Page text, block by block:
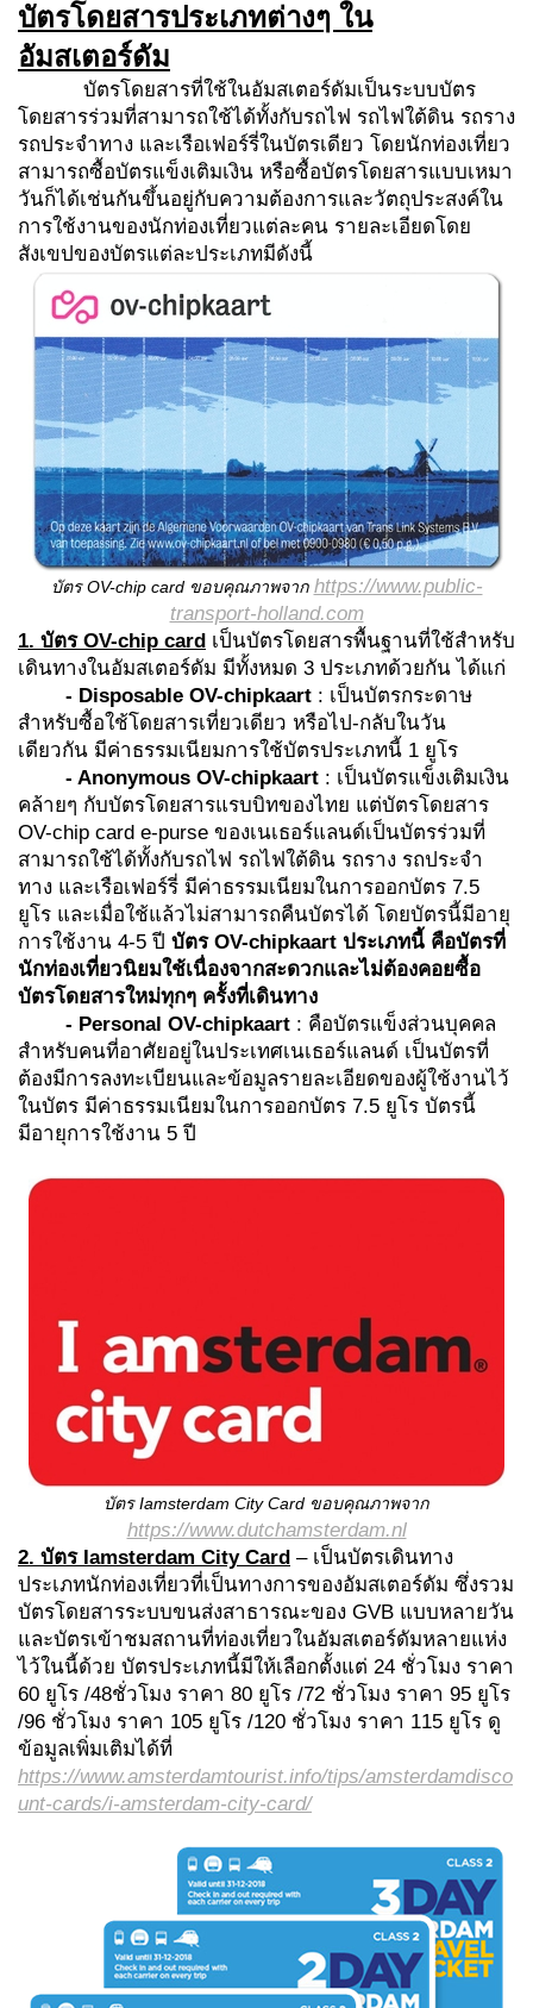
บัตรโดยสารประเภทต่างๆ ใน
อัมสเตอร์ดัม
บัตรโดยสารที่ใช้ในอัมสเตอร์ดัมเป็นระบบบัตร
โดยสารร่วมที่สามารถใช้ได้ทั้งกับรถไฟ รถไฟใต้ดิน รถราง
รถประจำทาง และเรือเฟอร์รี่ในบัตรเดียว โดยนักท่องเที่ยว
สามารถซื้อบัตรแข็งเติมเงิน หรือซื้อบัตรโดยสารแบบเหมา
วันก็ได้เช่นกันขึ้นอยู่กับความต้องการและวัตถุประสงค์ใน
การใช้งานของนักท่องเที่ยวแต่ละคน รายละเอียดโดย
สังเขปของบัตรแต่ละประเภทมีดังนี้
บัตรOV-chip card ขอบคุณภาพจาก https://www.public-
transport-holland.com
1. บัตร OV-chip card เป็นบัตรโดยสารพื้นฐานที่ใช้สำหรับ
เดินทางในอัมสเตอร์ดัม มีทั้งหมด 3 ประเภทด้วยกัน ได้แก่
- Disposable OV-chipkaart : เป็นบัตรกระดาษ
สำหรับซื้อใช้โดยสารเที่ยวเดียว หรือไป-กลับในวัน
เดียวกัน มีค่าธรรมเนียมการใช้บัตรประเภทนี้ 1 ยูโร
- Anonymous OV-chipkaart : เป็นบัตรแข็งเติมเงิน
คล้ายๆ กับบัตรโดยสารแรบบิทของไทย แต่บัตรโดยสาร
OV-chip card e-purse ของเนเธอร์แลนด์เป็นบัตรร่วมที่
สามารถใช้ได้ทั้งกับรถไฟ รถไฟใต้ดิน รถราง รถประจำ
ทาง และเรือเฟอร์รี่ มีค่าธรรมเนียมในการออกบัตร 7.5
ยูโร และเมื่อใช้แล้วไม่สามารถคืนบัตรได้ โดยบัตรนี้มีอายุ
การใช้งาน 4-5 ปี บัตร OV-chipkaart ประเภทนี้ คือบัตรที่
นักท่องเที่ยวนิยมใช้เนื่องจากสะดวกและไม่ต้องคอยซื้อ
บัตรโดยสารใหม่ทุกๆ ครั้งที่เดินทาง
- Personal OV-chipkaart : คือบัตรแข็งส่วนบุคคล
สำหรับคนที่อาศัยอยู่ในประเทศเนเธอร์แลนด์ เป็นบัตรที่
ต้องมีการลงทะเบียนและข้อมูลรายละเอียดของผู้ใช้งานไว้
ในบัตร มีค่าธรรมเนียมในการออกบัตร 7.5 ยูโร บัตรนี้
มีอายุการใช้งาน 5 ปี
บัตรIamsterdam City Card ขอบคุณภาพจาก
https://www.dutchamsterdam.nl
2. บัตร Iamsterdam City Card – เป็นบัตรเดินทาง
ประเภทนักท่องเที่ยวที่เป็นทางการของอัมสเตอร์ดัม ซึ่งรวม
บัตรโดยสารระบบขนส่งสาธารณะของ GVB แบบหลายวัน
และบัตรเข้าชมสถานที่ท่องเที่ยวในอัมสเตอร์ดัมหลายแห่ง
ไว้ในนี้ด้วย บัตรประเภทนี้มีให้เลือกตั้งแต่ 24 ชั่วโมง ราคา
60 ยูโร /48ชั่วโมง ราคา 80 ยูโร /72 ชั่วโมง ราคา 95 ยูโร
/96 ชั่วโมง ราคา 105 ยูโร /120 ชั่วโมง ราคา 115 ยูโร ดู
ข้อมูลเพิ่มเติมได้ที่
https://www.amsterdamtourist.info/tips/amsterdamdisco
unt-cards/i-amsterdam-city-card/